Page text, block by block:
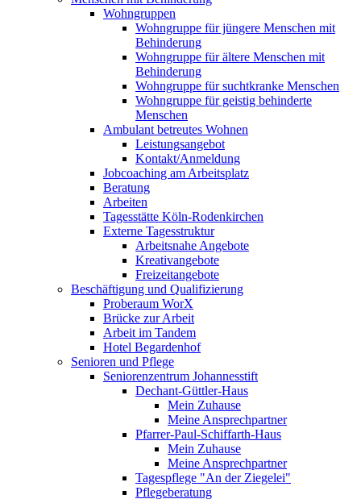
Wohngruppen
Wohngruppe für jüngere Menschen mit
Behinderung
Wohngruppe für ältere Menschen mit
Behinderung
Wohngruppe für suchtkranke Menschen
Wohngruppe für geistig behinderte
Menschen
Ambulant betreutes Wohnen
Leistungsangebot
Kontakt/Anmeldung
Jobcoaching am Arbeitsplatz
Beratung
Arbeiten
Tagesstätte Köln-Rodenkirchen
Externe Tagesstruktur
Arbeitsnahe Angebote
Kreativangebote
Freizeitangebote
Beschäftigung und Qualifizierung
Proberaum WorX
Brücke zur Arbeit
Arbeit im Tandem
Hotel Begardenhof
Senioren und Pflege
Seniorenzentrum Johannesstift
Dechant-Güttler-Haus
Mein Zuhause
Meine Ansprechpartner
Pfarrer-Paul-Schiffarth-Haus
Mein Zuhause
Meine Ansprechpartner
Tagespflege "An der Ziegelei"
Pflegeberatung